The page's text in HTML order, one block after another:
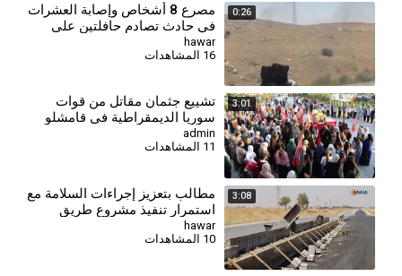
0:26
مصرع 8 أشخاص وإصابة العشرات
في حادث تصادم حافلتين على
طريق دير الزور - دمشق
hawar
3:01
⁣تشييع جثمان مقاتل من قوات
سوريا الديمقراطية في قامشلو
admin
11 المشاهدات
3:08
مطالب بتعزيز إجراءات السلامة مع
استمرار تنفيذ مشروع طريق
قامشلو – ديرك
hawar
10 المشاهدات